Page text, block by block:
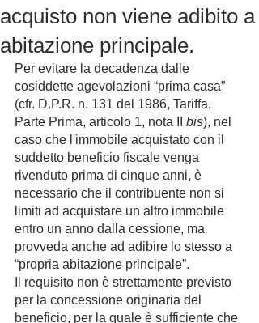
acquisto non viene adibito a
abitazione principale.
Per evitare la decadenza dalle
cosiddette agevolazioni “prima casa”
(cfr. D.P.R. n. 131 del 1986, Tariffa,
Parte Prima, articolo 1, nota II bis), nel
caso che l'immobile acquistato con il
suddetto beneficio fiscale venga
rivenduto prima di cinque anni, è
necessario che il contribuente non si
limiti ad acquistare un altro immobile
entro un anno dalla cessione, ma
provveda anche ad adibire lo stesso a
“propria abitazione principale”.
Il requisito non è strettamente previsto
per la concessione originaria del
beneficio, per la quale è sufficiente che